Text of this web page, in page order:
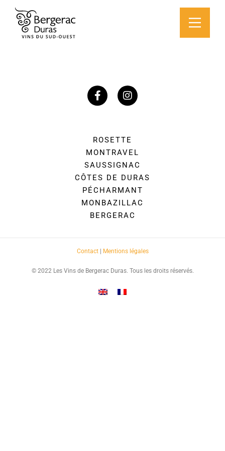
ROSETTE
MONTRAVEL
SAUSSIGNAC
CÔTES DE DURAS
PÉCHARMANT
MONBAZILLAC
BERGERAC
Contact| Mentions légales
© 2022 Les Vins de Bergerac Duras. Tous les droits réservés.